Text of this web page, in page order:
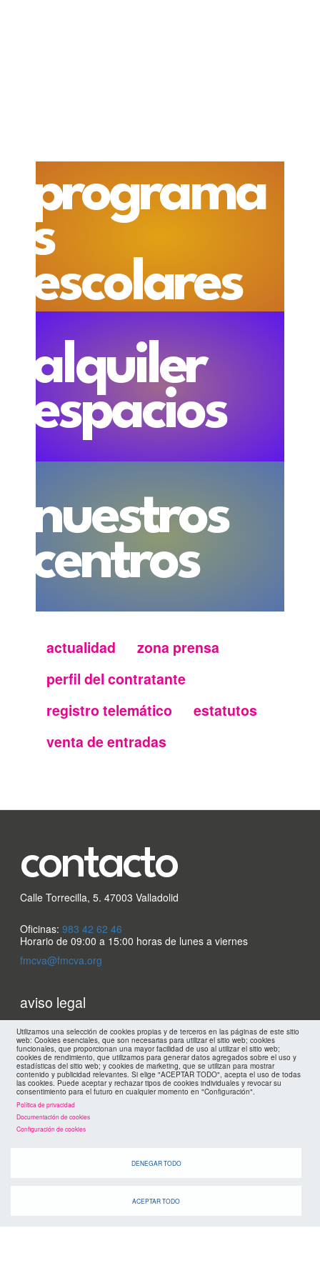
programa
s
escolares
alquiler
espacios
nuestros
centros
secundario
FMC
actualidad
zona prensa
perfil del contratante
registro telemático
estatutos
venta de entradas
Utilizamos una selección de cookies propias y de terceros en las páginas de este sitio
web: Cookies esenciales, que son necesarias para utilizar el sitio web; cookies
funcionales, que proporcionan una mayor facilidad de uso al utilizar el sitio web;
cookies de rendimiento, que utilizamos para generar datos agregados sobre el uso y
estadísticas del sitio web; y cookies de marketing, que se utilizan para mostrar
contenido y publicidad relevantes. Si elige "ACEPTAR TODO", acepta el uso de todas
las cookies. Puede aceptar y rechazar tipos de cookies individuales y revocar su
consentimiento para el futuro en cualquier momento en "Configuración".
Política de privacidad
Documentación de cookies
Configuración de cookies
DENEGAR TODO
ACEPTAR TODO
contacto
Calle Torrecilla, 5. 47003 Valladolid
Oficinas: 983 42 62 46
Horario de 09:00 a 15:00 horas de lunes a viernes
fmcva@fmcva.org
Menu
footer
FMC
aviso legal
mapa web
políticas de privacidad
cookies